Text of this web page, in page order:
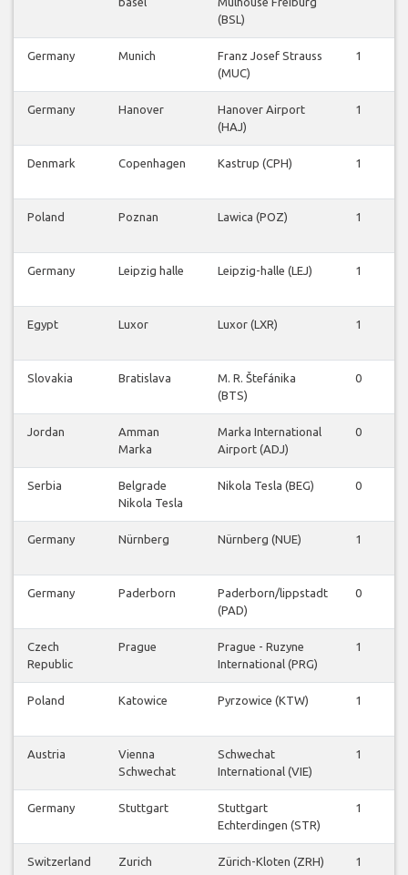
(BSL)
Germany Munich
Franz Josef Strauss
(MUC)
1
Germany Hanover
Hanover Airport
(HAJ)
1
Denmark Copenhagen Kastrup (CPH) 1
Poland Poznan Lawica (POZ) 1
Germany Leipzig halle Leipzig-halle (LEJ) 1
Egypt Luxor Luxor (LXR) 1
Slovakia Bratislava
M. R. Štefánika
(BTS)
0
Jordan
Amman
Marka
Marka International
Airport (ADJ)
0
Serbia
Belgrade
Nikola Tesla
Nikola Tesla (BEG) 0
Germany Nürnberg Nürnberg (NUE) 1
Germany Paderborn
Paderborn/lippstadt
(PAD)
0
Czech
Republic
Prague
Prague - Ruzyne
International (PRG)
1
Poland Katowice Pyrzowice (KTW) 1
Austria
Vienna
Schwechat
Schwechat
International (VIE)
1
Germany Stuttgart
Stuttgart
Echterdingen (STR)
1
Switzerland Zurich Zürich-Kloten (ZRH) 1